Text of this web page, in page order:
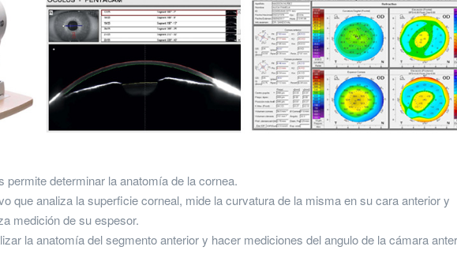
permite determinar la anatomía de la cornea.
que analiza la superficie corneal, mide la curvatura de la misma en su cara anterior y
medición de su espesor.
la anatomía del segmento anterior y hacer mediciones del angulo de la cámara